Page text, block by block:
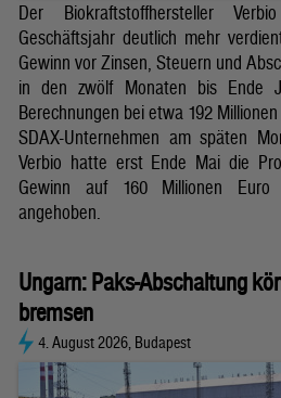
Der Biokraftstoffhersteller
Geschäftsjahr deutlich mehr
Gewinn vor Zinsen, Steuern und
in den zwölf Monaten bis Ende
Berechnungen bei etwa 192
SDAX-Unternehmen am späten
Verbio hatte erst Ende Mai die
Gewinn auf 160 Millionen
angehoben.
Ungarn: Paks-Abschaltung
bremsen
4. August 2026, Budapest